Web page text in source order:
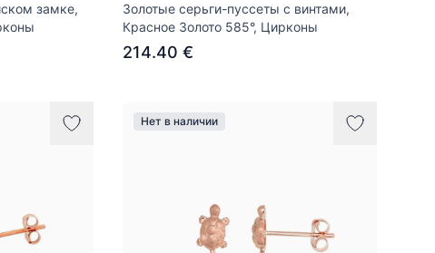
замке,
Золотые серьги-пуссеты с винтами,
Красное Золото 585°, Цирконы
214.40 €
Нет в наличии